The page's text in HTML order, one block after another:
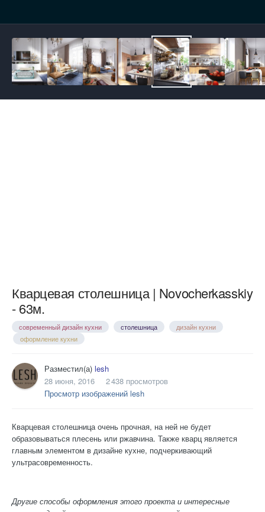
Кварцевая столешница | Novocherkasskiy
- 63м.
современный дизайн кухни столешница
дизайн кухни
оформление кухни
Разместил(а) lesh
28 июня, 2016
2 438 просмотров
Просмотр изображений lesh
Кварцевая столешница очень прочная, на ней не будет
образовываться плесень или ржавчина. Также кварц является
главным элементом в дизайне кухне, подчеркивающий
ультрасовременность.
Другие способы оформления этого проекта и интересные